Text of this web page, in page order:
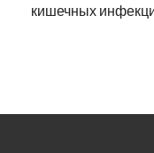
кишечных